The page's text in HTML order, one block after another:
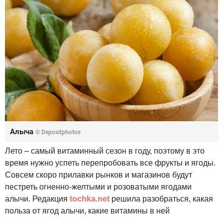
Алыча © Depositphotos
Лето – самый витаминный сезон в году, поэтому в это
время нужно успеть перепробовать все фрукты и ягоды.
Совсем скоро прилавки рынков и магазинов будут
пестреть огненно-желтыми и розоватыми ягодами
алычи. Редакция tochka.net решила разобраться, какая
польза от ягод алычи, какие витамины в ней